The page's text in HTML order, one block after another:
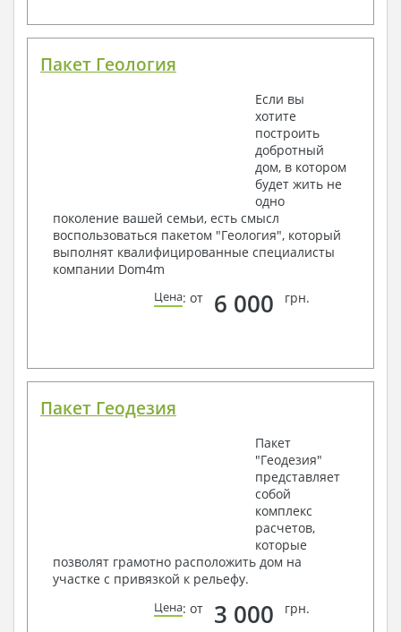
Пакет Геология
Если вы
хотите
построить
добротный
дом, в котором
будет жить не
одно
поколение вашей семьи, есть смысл
воспользоваться пакетом "Геология", который
выполнят квалифицированные специалисты
компании Dom4m
Цена: от 6 000 грн.
Пакет Геодезия
Пакет
"Геодезия"
представляет
собой
комплекс
расчетов,
которые
позволят грамотно расположить дом на
участке с привязкой к рельефу.
Цена: от 3 000 грн.